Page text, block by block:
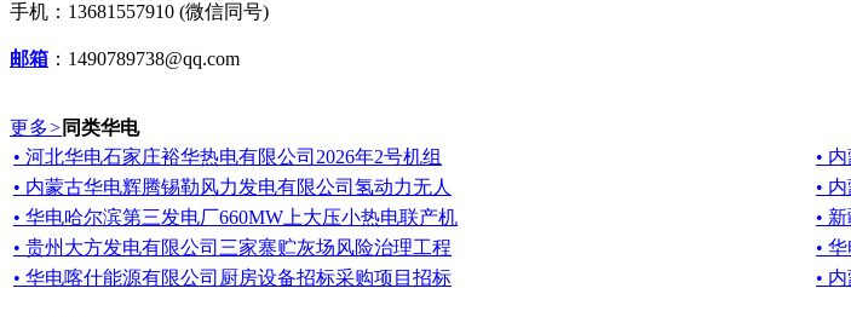
手机：13681557910 (微信同号)
邮箱 ：1490789738@qq.com
更多> 同类华电
• 河北华电石家庄裕华热电有限公司2026年2号机组
•
• 内蒙古华电辉腾锡勒风力发电有限公司氢动力无人
•
• 华电哈尔滨第三发电厂660MW上大压小热电联产机
•
• 贵州大方发电有限公司三家寨贮灰场风险治理工程
•
• 华电喀什能源有限公司厨房设备招标采购项目招标
•